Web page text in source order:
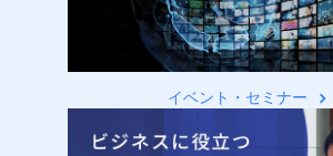
イベント・セミナー